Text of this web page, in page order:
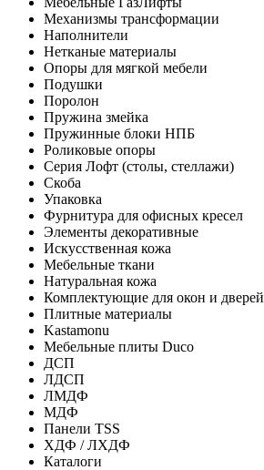
Механизмы трансформации
Наполнители
Нетканые материалы
Опоры для мягкой мебели
Подушки
Поролон
Пружина змейка
Пружинные блоки НПБ
Роликовые опоры
Серия Лофт (столы, стеллажи)
Скоба
Упаковка
Фурнитура для офисных кресел
Элементы декоративные
Искусственная кожа
Мебельные ткани
Натуральная кожа
Комплектующие для окон и дверей
Плитные материалы
Kastamonu
Мебельные плиты Duco
ДСП
ЛДСП
ЛМДФ
МДФ
Панели TSS
ХДФ / ЛХДФ
Каталоги